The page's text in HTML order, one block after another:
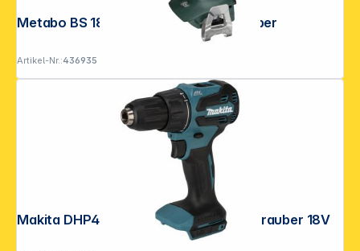
Metabo BS 18 LT BL Akku-Bohrschrauber
Artikel-Nr.:436935
Makita DHP490Z Akku-Schlagbohrschrauber 18V